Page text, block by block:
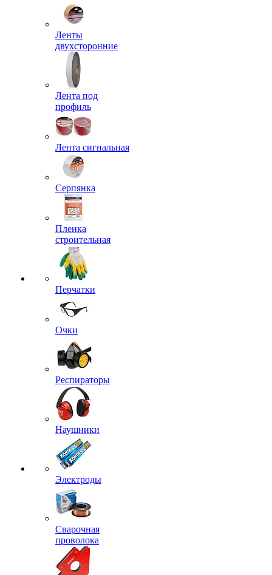
Ленты
двухсторонние
Лента под
профиль
Лента сигнальная
Серпянка
Пленка
строительная
Перчатки
Очки
Респираторы
Наушники
Электроды
Сварочная
проволока